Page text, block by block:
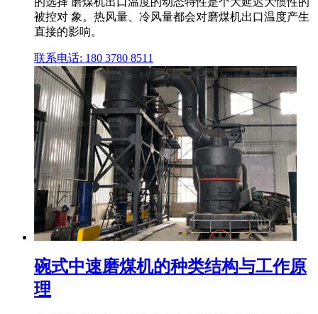
被控对 象。热风量、冷风量都会对磨煤机出口温度产生
直接的影响。
联系电话: 180 3780 8511
碗式中速磨煤机的种类结构与工作原
理